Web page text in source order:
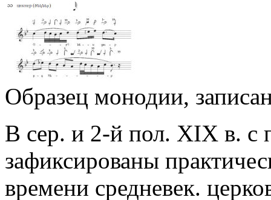
Образец монодии,
В сер. и 2-й пол. XIX в.
зафиксированы
времени средневек.